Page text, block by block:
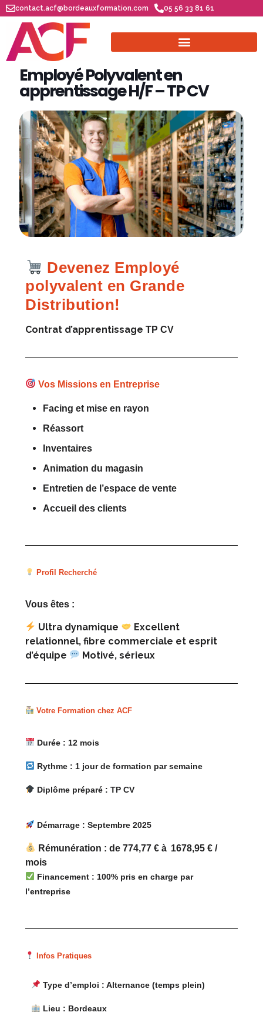
contact.acf@bordeauxformation.com 05 56 33 81 61
Employé Polyvalent en
apprentissage H/F – TP CV
Devenez Employé
polyvalent en Grande
Distribution!
Contrat d’apprentissage TP CV
Vos Missions en Entreprise
Facing et mise en rayon
Réassort
Inventaires
Animation du magasin
Entretien de l’espace de vente
Accueil des clients
Profil Recherché
Vous êtes :
Ultra dynamique
Excellent
relationnel, fibre commerciale et esprit
d’équipe
Motivé, sérieux
Votre Formation chez ACF
Durée : 12 mois
Rythme : 1 jour de formation par semaine
Diplôme préparé : TP CV
Démarrage : Septembre 2025
Rémunération : de 774,77 € à 1678,95 € /
mois
Financement : 100% pris en charge par
l’entreprise
Infos Pratiques
Type d’emploi : Alternance (temps plein)
Lieu : Bordeaux